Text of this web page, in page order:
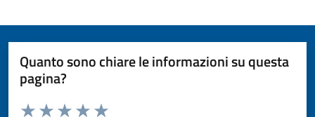
Quanto sono chiare le informazioni su questa
pagina?
Valuta da 1 a 5 stelle la pagina